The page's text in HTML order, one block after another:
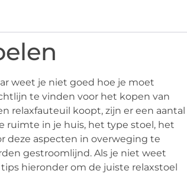
weet je niet goed hoe je moet
te vinden voor het kopen van
relaxfauteuil koopt, zijn er een aantal
ruimte in je huis, het type stoel, het
deze aspecten in overweging te
gestroomlijnd. Als je niet weet
hieronder om de juiste relaxstoel